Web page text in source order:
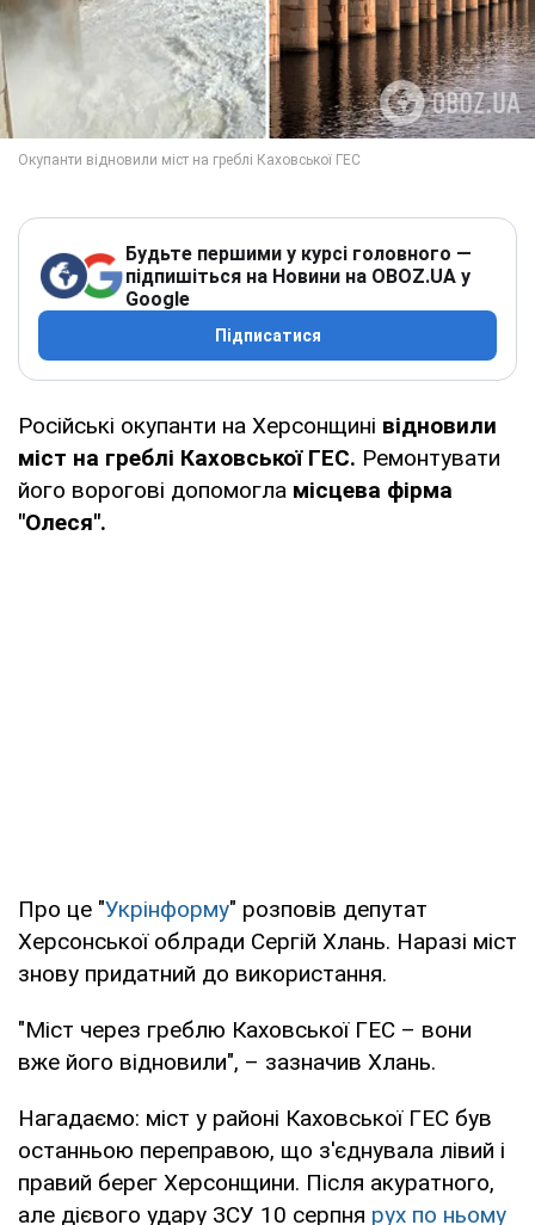
Будьте першими у курсі головного —
підпишіться на Новини на OBOZ.UA у
Google
Підписатися
Російські окупанти на Херсонщині відновили
міст на греблі Каховської ГЕС. Ремонтувати
його ворогові допомогла місцева фірма
"Олеся".
Про це "Укрінформу" розповів депутат
Херсонської облради Сергій Хлань. Наразі міст
знову придатний до використання.
"Міст через греблю Каховської ГЕС – вони
вже його відновили", – зазначив Хлань.
Нагадаємо: міст у районі Каховської ГЕС був
останньою переправою, що з'єднувала лівий і
правий берег Херсонщини. Після акуратного,
але дієвого удару ЗСУ 10 серпня рух по ньому